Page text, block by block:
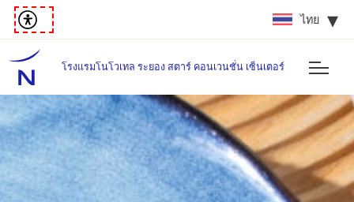
ไทย
โรงแรมโนโวเทล ระยอง สตาร์ คอนเวนชั่น เซ็นเตอร์